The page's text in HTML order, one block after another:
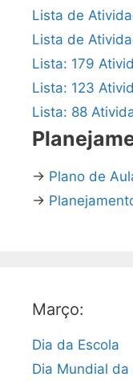
Lista de
Lista de
Lista: 179
Lista: 123
Lista: 88
→ Plano de
→
Março:
Dia da Escola
Dia Mundial da